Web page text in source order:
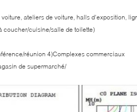
ateliers de voiture, halls d'exposition,
coucher/cuisine/salle de toilette)
réunion 4)Complexes commerciaux
de supermarché/